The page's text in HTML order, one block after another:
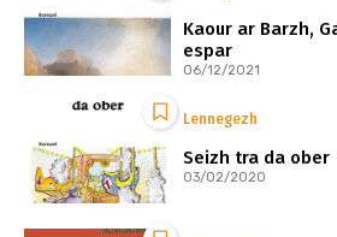
Kaour ar Barzh,
espar
06/12/2021
Lennegezh
Seizh tra da ober
03/02/2020